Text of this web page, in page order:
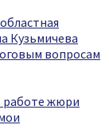
Кузьмичева
вопросам
работе жюри